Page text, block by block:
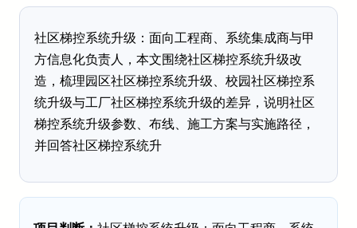
社区梯控系统升级：面向工程商、系统集成商与甲
方信息化负责人，本文围绕社区梯控系统升级改
造，梳理园区社区梯控系统升级、校园社区梯控系
统升级与工厂社区梯控系统升级的差异，说明社区
梯控系统升级参数、布线、施工方案与实施路径，
并回答社区梯控系统升